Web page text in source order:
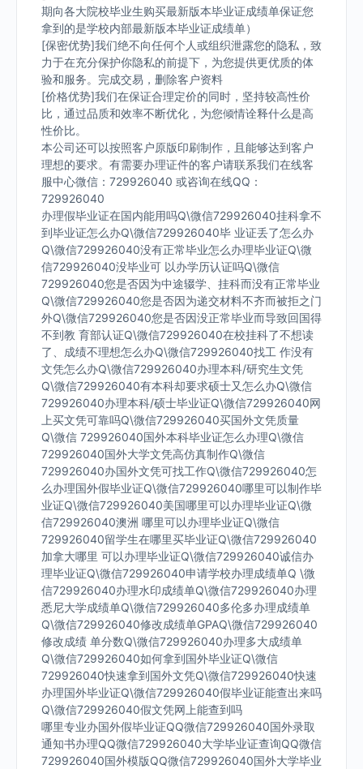
期向各大院校毕业生购买最新版本毕业证成绩单保证您
拿到的是学校内部最新版本毕业证成绩单）
[保密优势]我们绝不向任何个人或组织泄露您的隐私，致
力于在充分保护你隐私的前提下，为您提供更优质的体
验和服务。完成交易，删除客户资料
[价格优势]我们在保证合理定价的同时，坚持较高性价
比，通过品质和效率不断优化，为您倾情诠释什么是高
性价比。
本公司还可以按照客户原版印刷制作，且能够达到客户
理想的要求。有需要办理证件的客户请联系我们在线客
服中心微信：729926040 或咨询在线QQ：
729926040
办理假毕业证在国内能用吗Q\微信729926040挂科拿不
到毕业证怎么办Q\微信729926040毕 业证丢了怎么办
Q\微信729926040没有正常毕业怎么办理毕业证Q\微
信729926040没毕业可 以办学历认证吗Q\微信
729926040您是否因为中途辍学、挂科而没有正常毕业
Q\微信729926040您是否因为递交材料不齐而被拒之门
外Q\微信729926040您是否因没正常毕业而导致回国得
不到教 育部认证Q\微信729926040在校挂科了不想读
了、成绩不理想怎么办Q\微信729926040找工 作没有
文凭怎么办Q\微信729926040办理本科/研究生文凭
Q\微信729926040有本科却要求硕士又怎么办Q\微信
729926040办理本科/硕士毕业证Q\微信729926040网
上买文凭可靠吗Q\微信729926040买国外文凭质量
Q\微信 729926040国外本科毕业证怎么办理Q\微信
729926040国外大学文凭高仿真制作Q\微信
729926040办国外文凭可找工作Q\微信729926040怎
么办理国外假毕业证Q\微信729926040哪里可以制作毕
业证Q\微信729926040美国哪里可以办理毕业证Q\微
信729926040澳洲 哪里可以办理毕业证Q\微信
729926040留学生在哪里买毕业证Q\微信729926040
加拿大哪里 可以办理毕业证Q\微信729926040诚信办
理毕业证Q\微信729926040申请学校办理成绩单Q \微
信729926040办理水印成绩单Q\微信729926040办理
悉尼大学成绩单Q\微信729926040多伦多办理成绩单
Q\微信729926040修改成绩单GPAQ\微信729926040
修改成绩 单分数Q\微信729926040办理多大成绩单
Q\微信729926040如何拿到国外毕业证Q\微信
729926040快速拿到国外文凭Q\微信729926040快速
办理国外毕业证Q\微信729926040假毕业证能查出来吗
Q\微信729926040假文凭网上能查到吗
哪里专业办国外假毕业证QQ微信729926040国外录取
通知书办理QQ微信729926040大学毕业证查询QQ微信
729926040国外模版QQ微信729926040国外大学毕业